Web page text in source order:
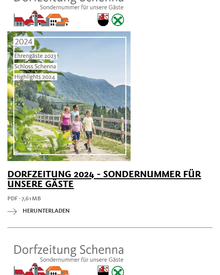
DORFZEITUNG 2024 - SONDERNUMMER FÜR
UNSERE GÄSTE
PDF - 7,61 MB
HERUNTERLADEN